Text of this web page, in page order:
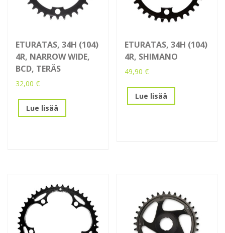
ETURATAS, 34H (104)
4R, NARROW WIDE,
BCD, TERÄS
32,00 €
Lue lisää
ETURATAS, 34H (104)
4R, SHIMANO
49,90€
Lue lisää